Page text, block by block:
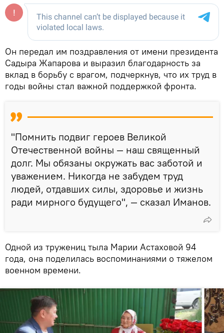
Он передал им поздравления от имени президента
Садыра Жапарова и выразил благодарность за
вклад в борьбу с врагом, подчеркнув, что их труд в
годы войны стал важной поддержкой фронта.
"Помнить подвиг героев Великой
Отечественной войны — наш священный
долг. Мы обязаны окружать вас заботой и
уважением. Никогда не забудем труд
людей, отдавших силы, здоровье и жизнь
ради мирного будущего", — сказал Иманов.
Одной из тружениц тыла Марии Астаховой 94
года, она поделилась воспоминаниями о тяжелом
военном времени.